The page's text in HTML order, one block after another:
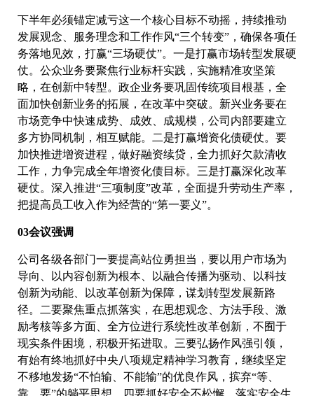
下半年必须锚定减亏这一个核心目标不动摇，持续推动
发展观念、服务理念和工作作风“三个转变”，确保各项任
务落地见效，打赢“三场硬仗”。一是打赢市场转型发展硬
仗。公众业务要聚焦行业标杆实践，实施精准攻坚策
略，在创新中转型。政企业务要巩固传统项目根基，全
面加快创新业务的拓展，在改革中突破。新兴业务要在
市场竞争中快速成势、成效、成规模，公司内部要建立
多方协同机制，相互赋能。二是打赢增资化债硬仗。要
加快推进增资进程，做好融资续贷，全力抓好欠款清收
工作，力争完成全年增资化债目标。三是打赢深化改革
硬仗。深入推进“三项制度”改革，全面提升劳动生产率，
把提高员工收入作为经营的“第一要义”。
03会议强调
公司各级各部门一要提高站位勇担当，要以用户市场为
导向、以内容创新为根本、以融合传播为驱动、以科技
创新为动能、以改革创新为保障，谋划转型发展新路
径。二要聚焦重点抓落实，在思想观念、方法手段、激
励考核等多方面、全方位进行系统性改革创新，不囿于
现实条件困境，积极开拓进取。三要弘扬作风强引领，
有始有终地抓好中央八项规定精神学习教育，继续坚定
不移地发扬“不怕输、不能输”的优良作风，摈弃“等、